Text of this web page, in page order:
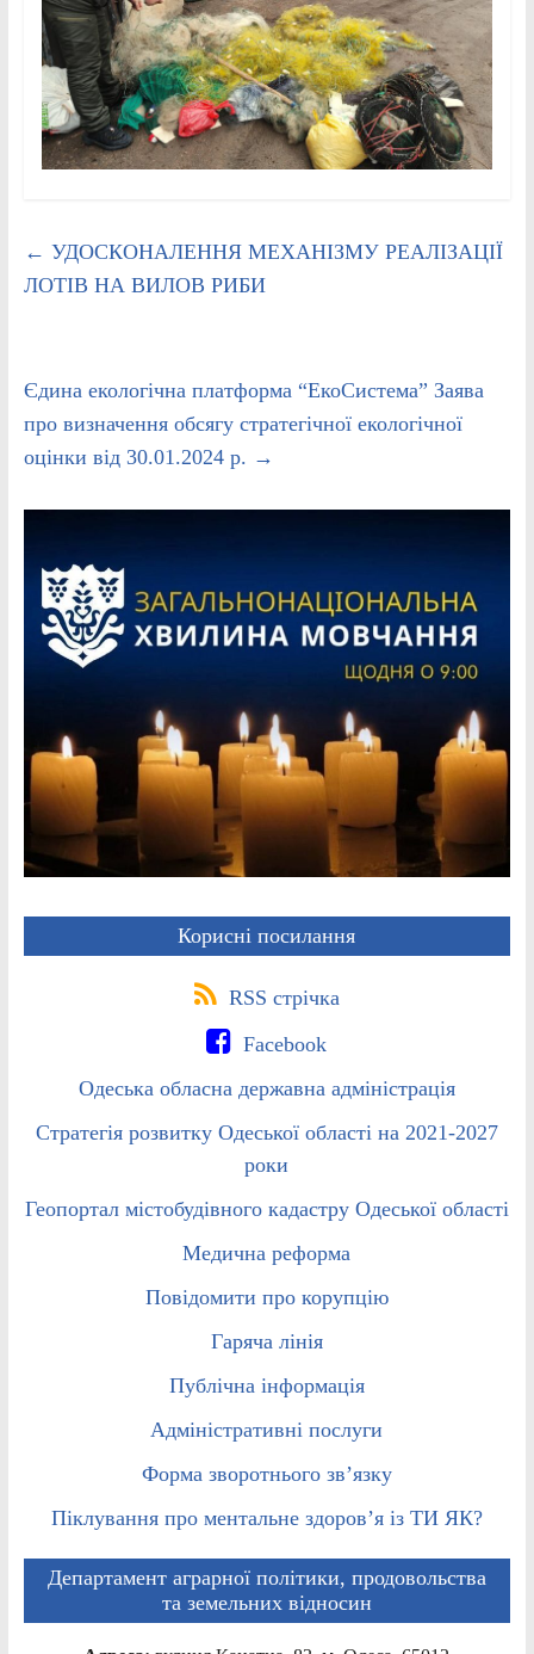
← УДОСКОНАЛЕННЯ МЕХАНІЗМУ РЕАЛІЗАЦІЇ
ЛОТІВ НА ВИЛОВ РИБИ
Єдина екологічна платформа “ЕкоСистема” Заява
про визначення обсягу стратегічної екологічної
оцінки від 30.01.2024 р. →
Корисні посилання
RSS стрічка
Facebook
Одеська обласна державна адміністрація
Стратегія розвитку Одеської області на 2021-2027
роки
Геопортал містобудівного кадастру Одеської області
Медична реформа
Повідомити про корупцію
Гаряча лінія
Публічна інформація
Адміністративні послуги
Форма зворотнього зв’язку
Піклування про ментальне здоров’я із ТИ ЯК?
Департамент аграрної політики, продовольства
та земельних відносин